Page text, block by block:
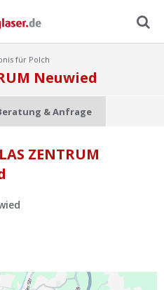
für Polch
Neuwied
& Anfrage
ZENTRUM